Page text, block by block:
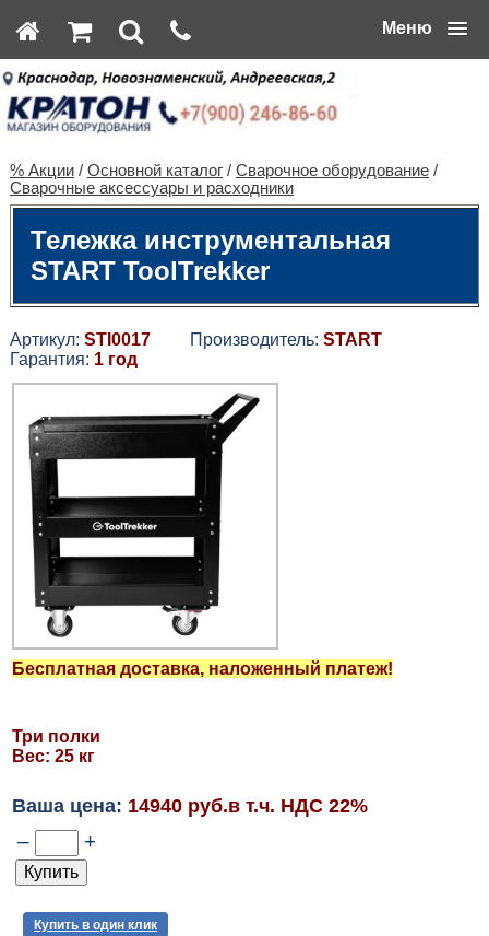
Меню
% Акции/ Основной каталог/ Сварочное оборудование/
Сварочные аксессуары и расходники
Тележка инструментальная
START ToolTrekker
Артикул: STI0017Производитель: START
Гарантия: 1 год
Бесплатная доставка, наложенный платеж!
Три полки
Вес: 25 кг
Ваша цена: 14940 руб.в т.ч. НДС 22%
– +
Купить в один клик